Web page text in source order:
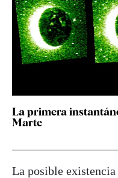
La primera
Marte
La posible existencia